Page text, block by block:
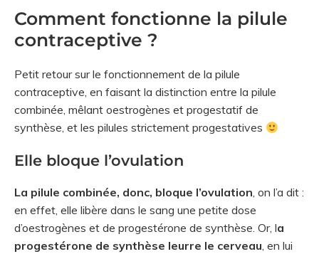
Comment fonctionne la pilule
contraceptive ?
Petit retour sur le fonctionnement de la pilule
contraceptive, en faisant la distinction entre la pilule
combinée, mêlant oestrogènes et progestatif de
synthèse, et les pilules strictement progestatives
Elle bloque l’ovulation
La pilule combinée, donc, bloque l’ovulation, on l’a dit :
en effet, elle libère dans le sang une petite dose
d’oestrogènes et de progestérone de synthèse. Or, la
progestérone de synthèse leurre le cerveau, en lui